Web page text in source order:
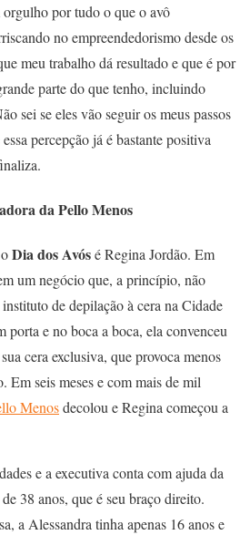
orgulho por tudo o que o avô
no empreendedorismo desde os
meu trabalho dá resultado e que é por
parte do que tenho, incluindo
sei se eles vão seguir os meus passos
percepção já é bastante positiva
da Pello Menos
Dia dos Avósé Regina Jordão. Em
um negócio que, a princípio, não
de depilação à cera na Cidade
porta e no boca a boca, ela convenceu
cera exclusiva, que provoca menos
Em seis meses e com mais de mil
Menosdecolou e Regina começou a
e a executiva conta com ajuda da
38 anos, que é seu braço direito.
a Alessandra tinha apenas 16 anos e